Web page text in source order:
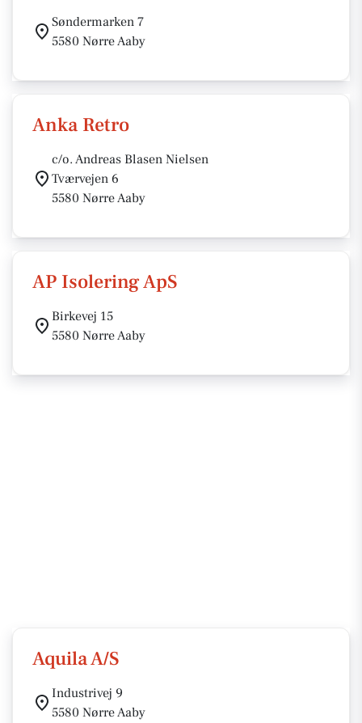
Søndermarken 7
5580 Nørre Aaby
Anka Retro
c/o. Andreas Blasen Nielsen
Tværvejen 6
5580 Nørre Aaby
AP Isolering ApS
Birkevej 15
5580 Nørre Aaby
Aquila A/S
Industrivej 9
5580 Nørre Aaby